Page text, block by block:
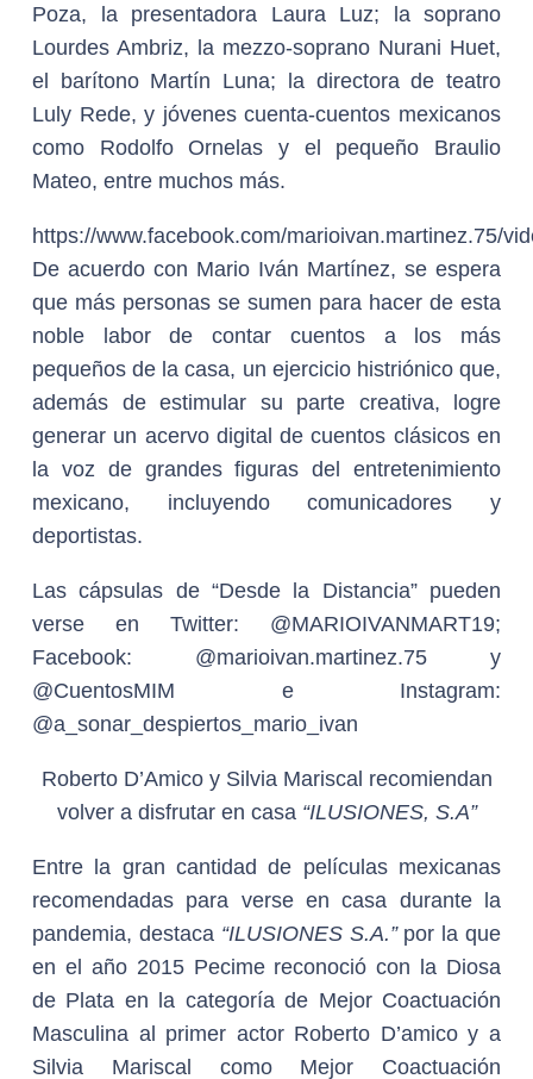
Poza, la presentadora Laura Luz; la soprano
Lourdes Ambriz, la mezzo-soprano Nurani Huet,
el barítono Martín Luna; la directora de teatro
Luly Rede, y jóvenes cuenta-cuentos mexicanos
como Rodolfo Ornelas y el pequeño Braulio
Mateo, entre muchos más.
https://www.facebook.com/marioivan.martinez.75/
De acuerdo con Mario Iván Martínez, se espera
que más personas se sumen para hacer de esta
noble labor de contar cuentos a los más
pequeños de la casa, un ejercicio histriónico que,
además de estimular su parte creativa, logre
generar un acervo digital de cuentos clásicos en
la voz de grandes figuras del entretenimiento
mexicano, incluyendo comunicadores y
deportistas.
Las cápsulas de “Desde la Distancia” pueden
verse en Twitter: @MARIOIVANMART19;
Facebook: @marioivan.martinez.75 y
@CuentosMIM e Instagram:
@a_sonar_despiertos_mario_ivan
Roberto D’Amico y Silvia Mariscal recomiendan
volver a disfrutar en casa “ILUSIONES, S.A”
Entre la gran cantidad de películas mexicanas
recomendadas para verse en casa durante la
pandemia, destaca “ILUSIONES S.A.”por la que
en el año 2015 Pecime reconoció con la Diosa
de Plata en la categoría de Mejor Coactuación
Masculina al primer actor Roberto D’amico y a
Silvia Mariscal como Mejor Coactuación